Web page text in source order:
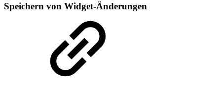
Speichern von Widget-Änderungen